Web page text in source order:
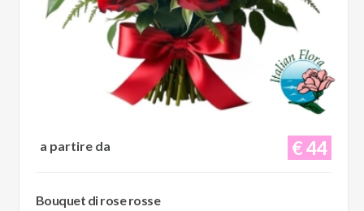
€ 44
a partire da
Bouquet di rose rosse